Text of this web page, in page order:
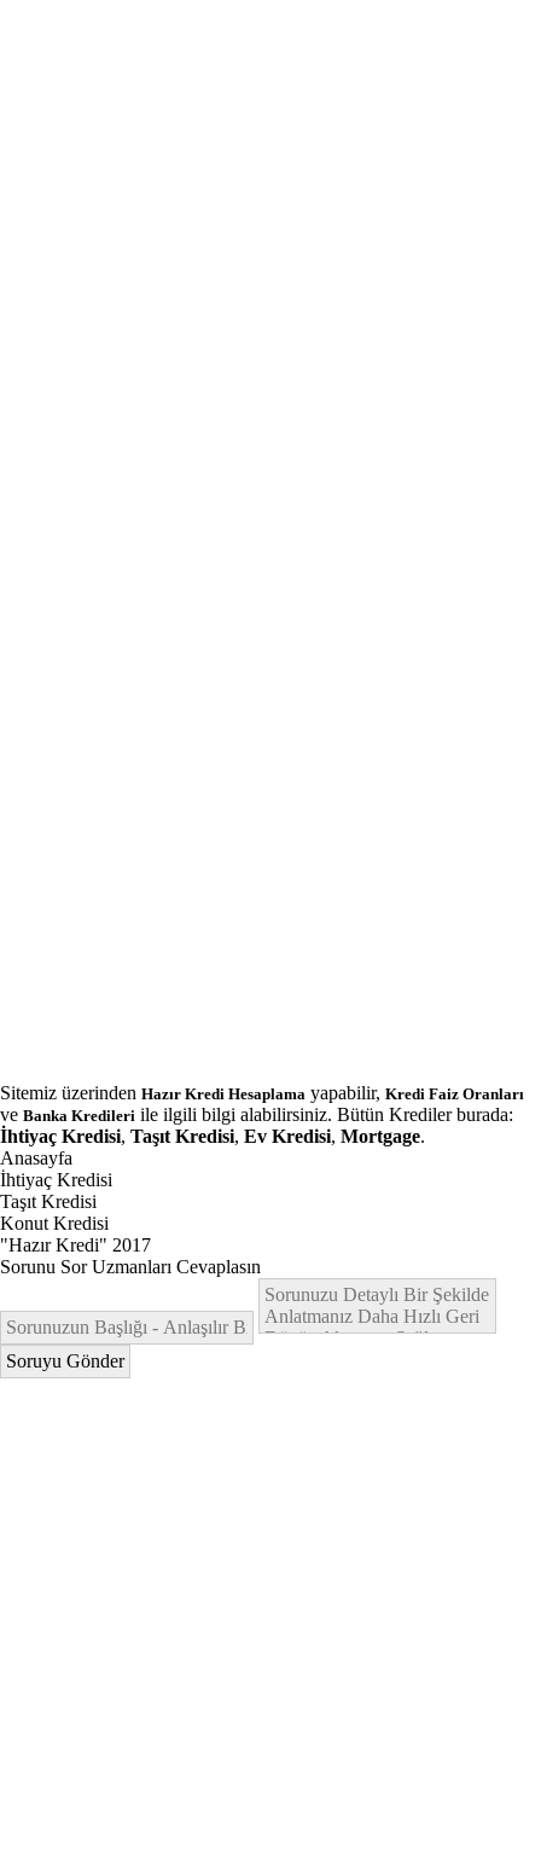
Sitemiz üzerinden Hazır Kredi Hesaplama yapabilir, Kredi Faiz Oranları
ve Banka Kredileri ile ilgili bilgi alabilirsiniz. Bütün Krediler burada:
İhtiyaç Kredisi, Taşıt Kredisi, Ev Kredisi, Mortgage.
Anasayfa
İhtiyaç Kredisi
Taşıt Kredisi
Konut Kredisi
"Hazır Kredi" 2017
Sorunu Sor Uzmanları Cevaplasın